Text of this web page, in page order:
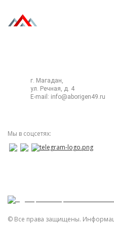
г. Магадан,
ул. Речная, д. 4
E-mail: info@aborigen49.ru
Мы в соцсетях:
© Все права защищены.